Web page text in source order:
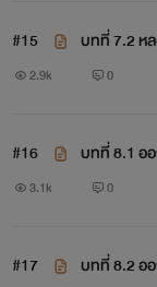
#15 บทที่ 7.2 ห
2.9k 0
#16 บทที่ 8.1 อ
3.1k 0
#17 บทที่ 8.2 อ